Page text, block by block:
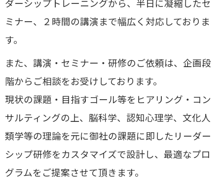
ダーシップトレーニングから、半日に凝縮したセ
ミナー、２時間の講演まで幅広く対応しておりま
す。
また、講演・セミナー・研修のご依頼は、企画段
階からご相談をお受けしております。
現状の課題・目指すゴール等をヒアリング・コン
サルティングの上、 脳科学、認知心理学、文化人
類学等の理論を元に御社の課題に即したリーダー
シップ研修をカスタマイズで設計し、 最適なプロ
グラムをご提案させて頂きます。